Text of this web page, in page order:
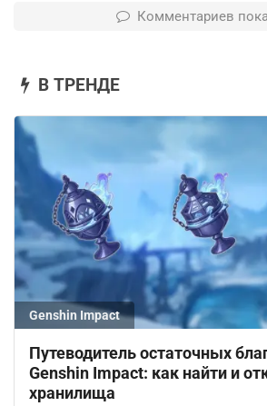
Комментариев
В ТРЕНДЕ
Genshin Impact
Путеводитель остаточных
Genshin Impact: как найти и
хранилища